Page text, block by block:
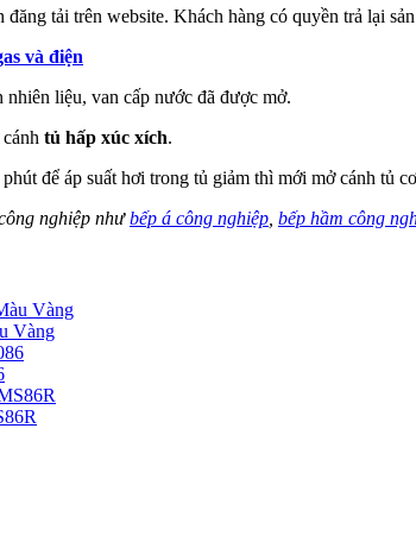
tải trên website. Khách hàng có quyền trả lại
và điện
liệu, van cấp nước đã được mở.
tủ hấp xúc xích.
để áp suất hơi trong tủ giảm thì mới mở cánh tủ
nghiệp nhưbếp á công nghiệp bếp hầm công
Vàng